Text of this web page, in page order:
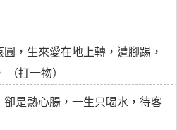
圓，生來愛在地上轉，遭腳踢，
打一物）
卻是熱心腸，一生只喝水，待客